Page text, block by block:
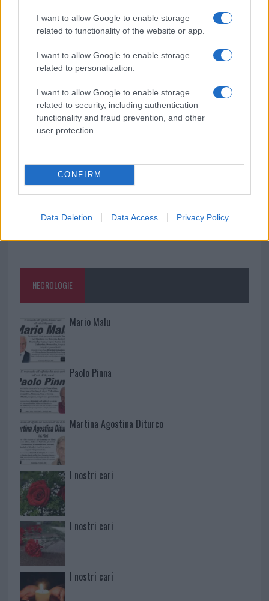
I want to allow Google to enable storage
related to functionality of the website or app.
I want to allow Google to enable storage
related to personalization.
I want to allow Google to enable storage
related to security, including authentication
functionality and fraud prevention, and other
user protection.
CONFIRM
Data Deletion Data Access Privacy Policy
Sangue, musica e solidarietà con Avis Olbia al
Delta Center
Meteo Olbia 9 agosto, temperature in calo
Salmo finisce in ospedale a Catania, ma il tour
va avanti: “Sicilia, ci sono”
NECROLOGIE
Mario Malu
Paolo Pinna
Martina Agostina Diturco
I nostri cari
I nostri cari
I nostri cari